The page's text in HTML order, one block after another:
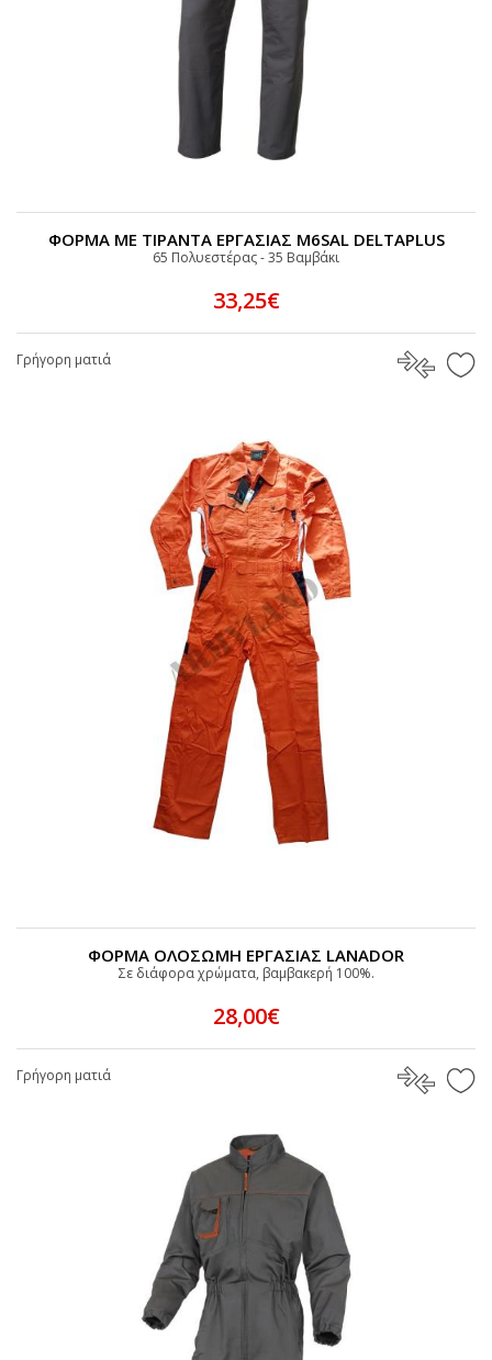
ΦΟΡΜΑ ΜΕ ΤΙΡΑΝΤΑ ΕΡΓΑΣΙΑΣ M6SAL DELTAPLUS
65 Πολυεστέρας - 35 Bαμβάκι
33,25€
Γρήγορη ματιά
ΦΟΡΜΑ ΟΛΟΣΩΜΗ ΕΡΓΑΣΙΑΣ LANADOR
Σε διάφορα χρώματα, βαμβακερή 100%.
28,00€
Γρήγορη ματιά